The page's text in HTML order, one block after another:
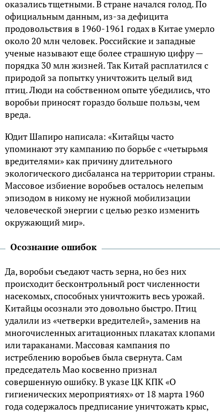
оказались тщетными. В стране начался голод. По
официальным данным, из-за дефицита
продовольствия в 1960-1961 годах в Китае умерло
около 20 млн человек. Российские и западные
ученые называют еще более страшную цифру —
порядка 30 млн жизней. Так Китай расплатился с
природой за попытку уничтожить целый вид
птиц. Люди на собственном опыте убедились, что
воробьи приносят гораздо больше пользы, чем
вреда.
Юдит Шапиро написала: «Китайцы часто
упоминают эту кампанию по борьбе с «четырьмя
вредителями» как причину длительного
экологического дисбаланса на территории страны.
Массовое избиение воробьев осталось нелепым
эпизодом в никому не нужной мобилизации
человеческой энергии с целью резко изменить
окружающий мир».
Осознание ошибок
Да, воробьи съедают часть зерна, но без них
происходит бесконтрольный рост численности
насекомых, способных уничтожить весь урожай.
Китайцы осознали это довольно быстро. Птиц
удалили из «четверки вредителей», заменив на
многочисленных агитационных плакатах клопами
или тараканами. Массовая кампания по
истреблению воробьев была свернута. Сам
председатель Мао косвенно признал
совершенную ошибку. В указе ЦК КПК «О
гигиенических мероприятиях» от 18 марта 1960
года содержалось предписание уничтожать крыс,